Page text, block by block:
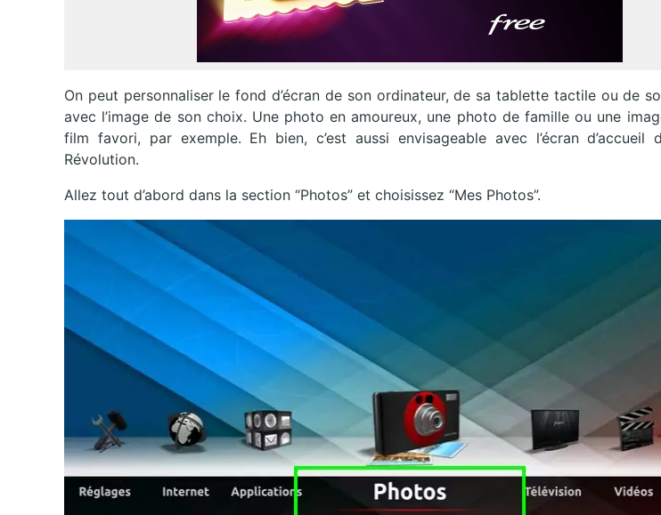
On peut personnaliser le fond d’écran de son ordinateur, de sa tablette tactile ou de
avec l’image de son choix. Une photo en amoureux, une photo de famille ou une
film favori, par exemple. Eh bien, c’est aussi envisageable avec l’écran d’accueil
Révolution.
Allez tout d’abord dans la section “Photos” et choisissez “Mes Photos”.